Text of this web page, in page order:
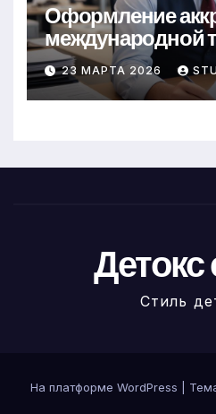
Оформление
международной
23 МАРТА 2026
Стиль
На платформе WordPress